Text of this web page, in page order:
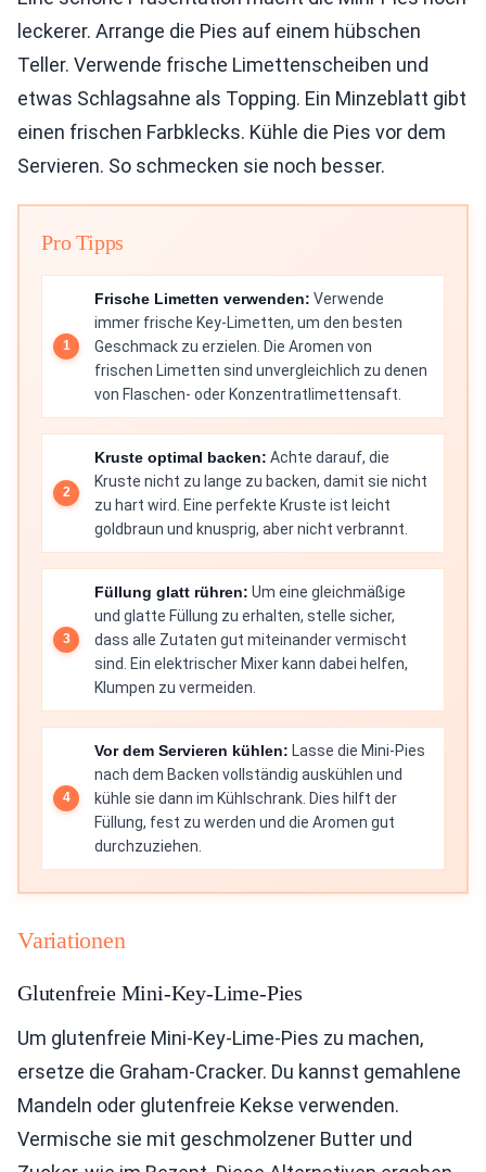
leckerer. Arrange die Pies auf einem hübschen
Teller. Verwende frische Limettenscheiben und
etwas Schlagsahne als Topping. Ein Minzeblatt gibt
einen frischen Farbklecks. Kühle die Pies vor dem
Servieren. So schmecken sie noch besser.
Pro Tipps
Frische Limetten verwenden: Verwende
immer frische Key-Limetten, um den besten
Geschmack zu erzielen. Die Aromen von
frischen Limetten sind unvergleichlich zu denen
von Flaschen- oder Konzentratlimettensaft.
Kruste optimal backen: Achte darauf, die
Kruste nicht zu lange zu backen, damit sie nicht
zu hart wird. Eine perfekte Kruste ist leicht
goldbraun und knusprig, aber nicht verbrannt.
Füllung glatt rühren: Um eine gleichmäßige
und glatte Füllung zu erhalten, stelle sicher,
dass alle Zutaten gut miteinander vermischt
sind. Ein elektrischer Mixer kann dabei helfen,
Klumpen zu vermeiden.
Vor dem Servieren kühlen: Lasse die Mini-Pies
nach dem Backen vollständig auskühlen und
kühle sie dann im Kühlschrank. Dies hilft der
Füllung, fest zu werden und die Aromen gut
durchzuziehen.
Variationen
Glutenfreie Mini-Key-Lime-Pies
Um glutenfreie Mini-Key-Lime-Pies zu machen,
ersetze die Graham-Cracker. Du kannst gemahlene
Mandeln oder glutenfreie Kekse verwenden.
Vermische sie mit geschmolzener Butter und